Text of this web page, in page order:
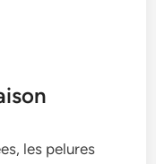
le­s pelures